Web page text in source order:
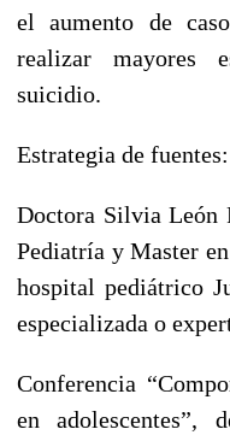
el aumento de
realizar mayores
suicidio.
Estrategia de fuentes:
Doctora Silvia León
Pediatría y Master
hospital pediátrico
especializada o
Conferencia
en adolescentes”,